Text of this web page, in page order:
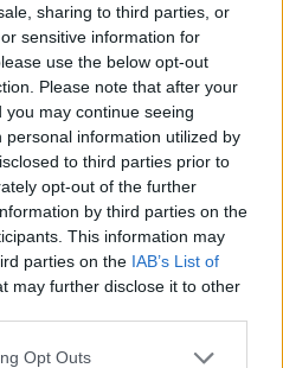
sharing to third parties, or
sensitive information for
use the below opt-out
Please note that after your
may continue seeing
information utilized by
to third parties prior to
opt-out of the further
by third parties on the
This information may
parties on the IAB’s List of
may further disclose it to other
app uses one or more Google
Opt Outs
meg a balesetben.
1:40